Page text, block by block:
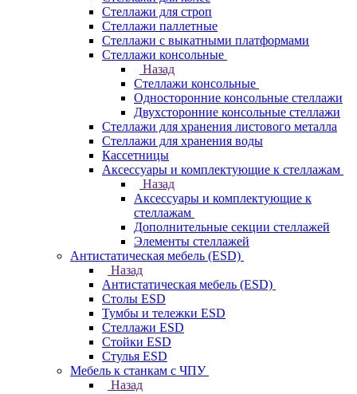
Стеллажи для строп
Стеллажи паллетные
Стеллажи с выкатными платформами
Стеллажи консольные
Назад
Стеллажи консольные
Односторонние консольные стеллажи
Двухсторонние консольные стеллажи
Стеллажи для хранения листового металла
Стеллажи для хранения воды
Кассетницы
Аксесcуары и комплектующие к стеллажам
Назад
Аксесcуары и комплектующие к
стеллажам
Дополнительные секции стеллажей
Элементы стеллажей
Антистатическая мебель (ESD)
Назад
Антистатическая мебель (ESD)
Столы ESD
Тумбы и тележки ESD
Стеллажи ESD
Стойки ESD
Стулья ESD
Мебель к станкам с ЧПУ
Назад